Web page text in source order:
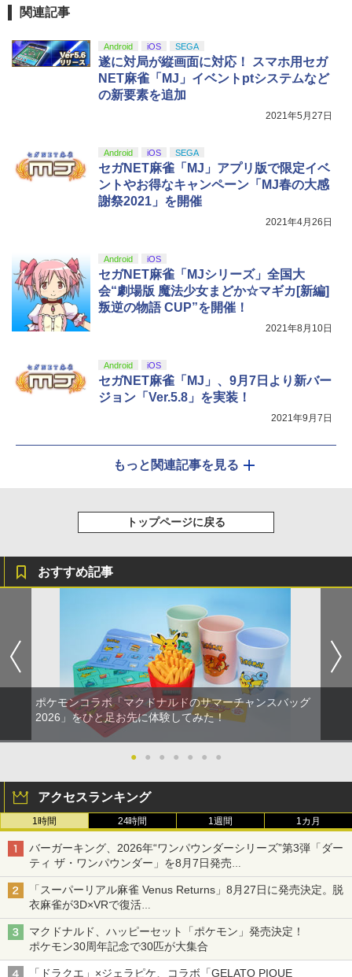
関連記事
Android iOS SEGA
遂に対局が縦画面に対応！ スマホ用セガ
NET麻雀「MJ」イベントptシステムなど
の新要素を追加
2021年5月27日
Android iOS SEGA
セガNET麻雀「MJ」アプリ版で限定イベ
ントやお得なキャンペーン「MJ春の大感
謝祭2021」を開催
2021年4月26日
Android iOS
セガNET麻雀「MJシリーズ」全国大
会“劇場版 魔法少女まどか☆マギカ[新編]
叛逆の物語 CUP”を開催！
2021年8月10日
Android iOS
セガNET麻雀「MJ」、9月7日より新バー
ジョン「Ver.5.8」を実装！
2021年9月7日
もっと関連記事を見る
トップページに戻る
おすすめ記事
ポケモンコラボ「マクドナルドのサマーチャンスバッグ
2026」をひと足お先に体験してみた！
● ● ● ● ● ● ●
アクセスランキング
1時間 24時間 1週間 1カ月
バーガーキング、2026年“ワンパウンダーシリーズ”第3弾「ダー
ティ ザ・ワンパウンダー」を8月7日発売
「特製ガーリックマヨソース」を使用した超大型チーズバーガー
「スーパーリアル麻雀 Venus Returns」8月27日に発売決定。脱
衣麻雀が3D×VRで復活
発売から2週間は20%オフになるセールが実施
マクドナルド、ハッピーセット「ポケモン」発売決定！
ポケモン30周年記念で30匹が大集合
「ドラクエ」×ジェラピケ、コラボ「GELATO PIQUE